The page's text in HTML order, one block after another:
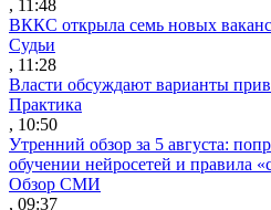
, 11:48
ВККС открыла семь новых
Судьи
, 11:28
Власти обсуждают варианты
Практика
, 10:50
Утренний обзор за 5 августа:
обучении нейросетей и правила
Обзор СМИ
, 09:37